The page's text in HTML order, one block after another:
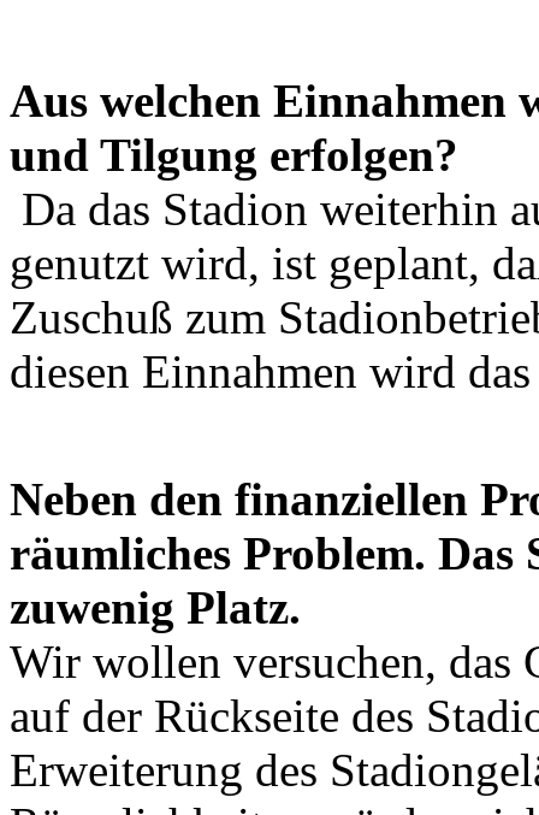
Aus welchen Einnahmen
und Tilgung erfolgen?
Da das Stadion weiterhin
genutzt wird, ist geplant,
Zuschuß zum
diesen Einnahmen wird
Neben den finanziellen
räumliches Problem. Das
zuwenig Platz.
Wir wollen versuchen, das
auf der Rückseite des
Erweiterung des